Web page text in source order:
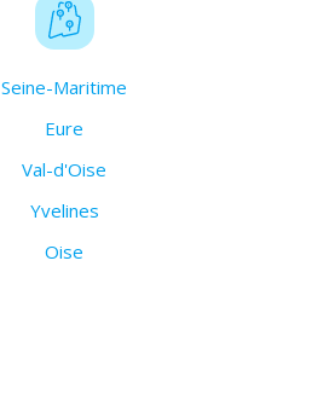
Seine-Maritime
Eure
Val-d'Oise
Yvelines
Oise